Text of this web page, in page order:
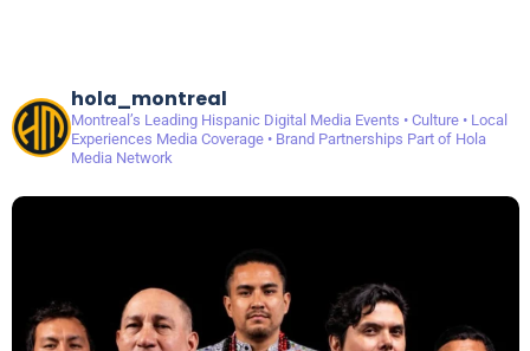
hola_montreal
Montreal’s Leading Hispanic Digital MediaEvents • Culture • Local
Experiences Media Coverage • Brand Partnerships Part of Hola
Media Network